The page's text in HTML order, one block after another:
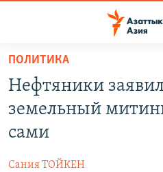
Вернуться
основному
содержанию
главной
ЦЕНТРАЛЬНАЯ АЗИЯ
КАЗАХСТАН
НОВОСТИ
ПОЛИТИКА
Нефтяники
земельный
сами
Сания ТОЙКЕН